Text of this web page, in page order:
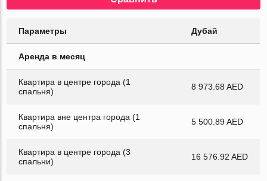
Параметры Дубай
Аренда в месяц
Квартира в центре города (1
спальня)
8 973.68 AED
Квартира вне центра города (1
спальня)
5 500.89 AED
Квартира в центре города (3
спальни)
16 576.92 AED